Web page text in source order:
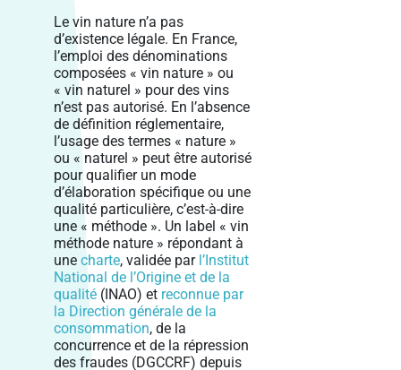
Le vin nature n’a pas
d’existence légale. En France,
l’emploi des dénominations
composées « vin nature » ou
« vin naturel » pour des vins
n’est pas autorisé. En l’absence
de définition réglementaire,
l’usage des termes « nature »
ou « naturel » peut être autorisé
pour qualifier un mode
d’élaboration spécifique ou une
qualité particulière, c’est-à-dire
une « méthode ». Un label « vin
méthode nature » répondant à
une charte, validée par l’Institut
National de l’Origine et de la
qualité (INAO) et reconnue par
la Direction générale de la
consommation, de la
concurrence et de la répression
des fraudes (DGCCRF) depuis